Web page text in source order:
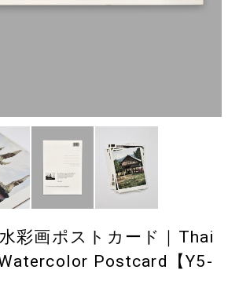
彩画ポストカード｜Thai
Postcard【Y5-